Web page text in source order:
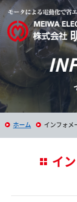
ホーム インフォメ
イ